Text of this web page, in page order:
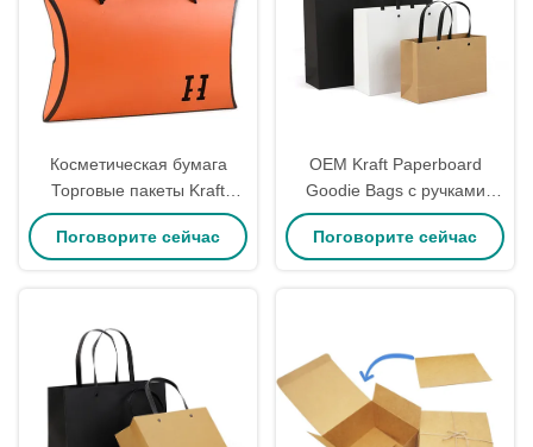
Косметическая бумага
Торговые пакеты Kraft
пакеты в большом
количестве
Поговорите сейчас
OEM Kraft Paperboard
Goodie Bags с ручками
розничная торговая торта
Поговорите сейчас